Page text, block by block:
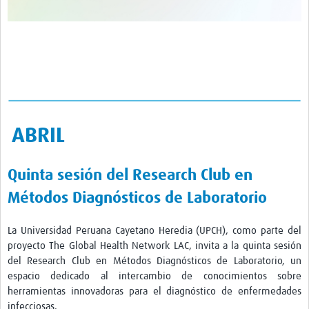
ABRIL
Quinta sesión del Research Club en
Métodos Diagnósticos de Laboratorio
La Universidad Peruana Cayetano Heredia (UPCH), como parte del
proyecto The Global Health Network LAC, invita a la quinta sesión
del Research Club en Métodos Diagnósticos de Laboratorio, un
espacio dedicado al intercambio de conocimientos sobre
herramientas innovadoras para el diagnóstico de enfermedades
infecciosas.